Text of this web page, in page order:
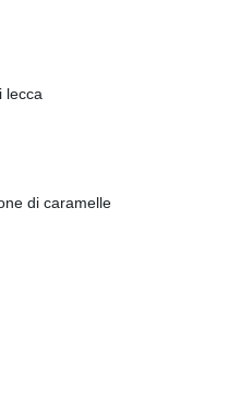
lecca
di caramelle